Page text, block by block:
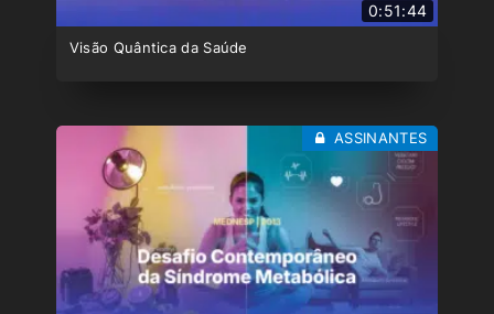
0:51:44
Visão Quântica da Saúde
ASSINANTES